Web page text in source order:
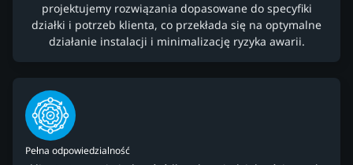
projektujemy rozwiązania dopasowane do specyfiki
działki i potrzeb klienta, co przekłada się na optymalne
działanie instalacji i minimalizację ryzyka awarii.
Pełna odpowiedzialność